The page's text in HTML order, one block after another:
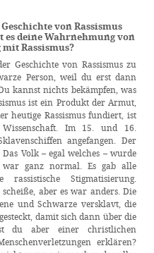
von Rassismus
es deine Wahrnehmung von
Rassismus?
Geschichte von Rassismus zu
Person, weil du erst dann
kannst nichts bekämpfen, was
ist ein Produkt der Armut,
heutige Rassismus fundiert, ist
Im 15. und 16.
angefangen. Der
Volk – egal welches – wurde
ganz normal. Es gab alle
Stigmatisierung.
aber es war anders. Die
und Schwarze versklavt, die
damit sich dann über die
du aber einer christlichen
erklären?